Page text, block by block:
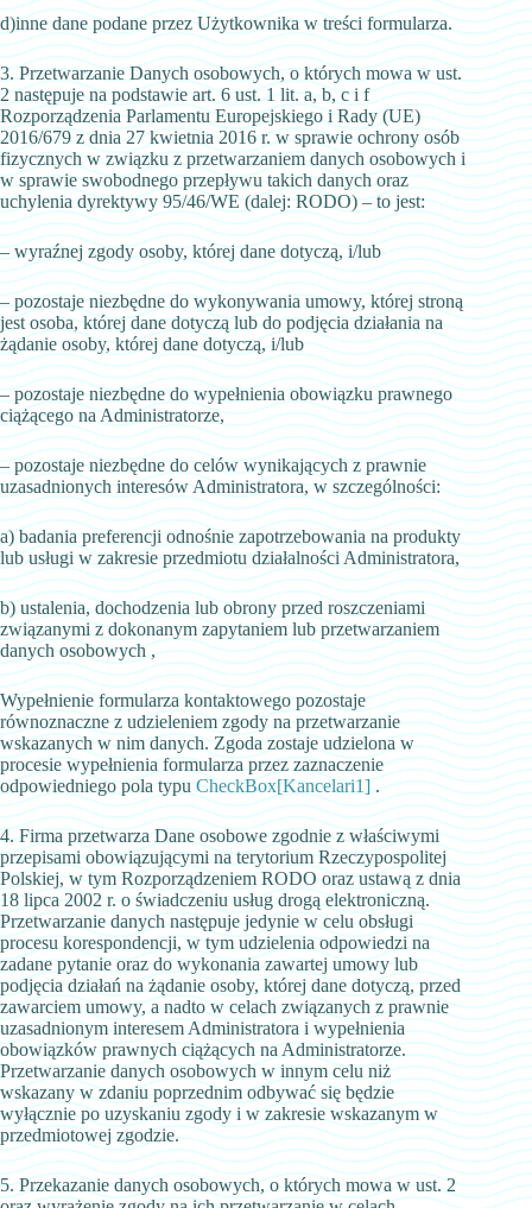
d)inne dane podane przez Użytkownika w treści formularza.
3. Przetwarzanie Danych osobowych, o których mowa w ust.
2 następuje na podstawie art. 6 ust. 1 lit. a, b, c i f
Rozporządzenia Parlamentu Europejskiego i Rady (UE)
2016/679 z dnia 27 kwietnia 2016 r. w sprawie ochrony osób
fizycznych w związku z przetwarzaniem danych osobowych i
w sprawie swobodnego przepływu takich danych oraz
uchylenia dyrektywy 95/46/WE (dalej: RODO) – to jest:
– wyraźnej zgody osoby, której dane dotyczą, i/lub
– pozostaje niezbędne do wykonywania umowy, której stroną
jest osoba, której dane dotyczą lub do podjęcia działania na
żądanie osoby, której dane dotyczą, i/lub
– pozostaje niezbędne do wypełnienia obowiązku prawnego
ciążącego na Administratorze,
– pozostaje niezbędne do celów wynikających z prawnie
uzasadnionych interesów Administratora, w szczególności:
a) badania preferencji odnośnie zapotrzebowania na produkty
lub usługi w zakresie przedmiotu działalności Administratora,
b) ustalenia, dochodzenia lub obrony przed roszczeniami
związanymi z dokonanym zapytaniem lub przetwarzaniem
danych osobowych ,
Wypełnienie formularza kontaktowego pozostaje
równoznaczne z udzieleniem zgody na przetwarzanie
wskazanych w nim danych. Zgoda zostaje udzielona w
procesie wypełnienia formularza przez zaznaczenie
odpowiedniego pola typu CheckBox[Kancelari1] .
4. Firma przetwarza Dane osobowe zgodnie z właściwymi
przepisami obowiązującymi na terytorium Rzeczypospolitej
Polskiej, w tym Rozporządzeniem RODO oraz ustawą z dnia
18 lipca 2002 r. o świadczeniu usług drogą elektroniczną.
Przetwarzanie danych następuje jedynie w celu obsługi
procesu korespondencji, w tym udzielenia odpowiedzi na
zadane pytanie oraz do wykonania zawartej umowy lub
podjęcia działań na żądanie osoby, której dane dotyczą, przed
zawarciem umowy, a nadto w celach związanych z prawnie
uzasadnionym interesem Administratora i wypełnienia
obowiązków prawnych ciążących na Administratorze.
Przetwarzanie danych osobowych w innym celu niż
wskazany w zdaniu poprzednim odbywać się będzie
wyłącznie po uzyskaniu zgody i w zakresie wskazanym w
przedmiotowej zgodzie.
5. Przekazanie danych osobowych, o których mowa w ust. 2